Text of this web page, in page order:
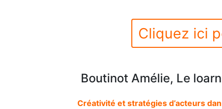
Cliquez ici
Boutinot Amélie, Le
Créativité et stratégies d’acteurs